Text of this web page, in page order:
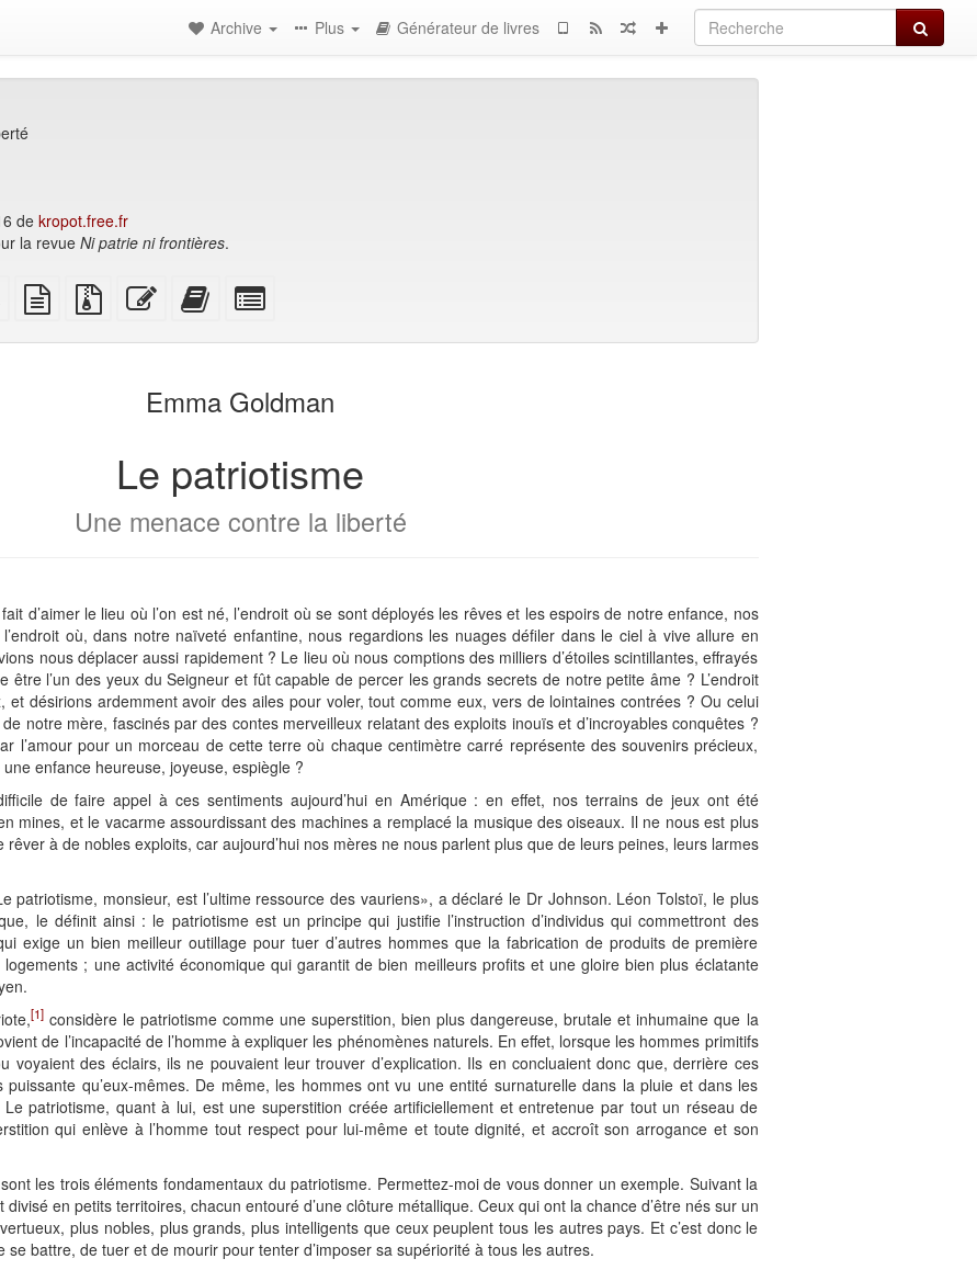
Archive Plus Générateur de livres
de kropot.free.fr
la revue Ni patrie ni frontières.
Source
XeLaTeX
texte
source
Fichiers
source
Modifier
ce
Ajouter
ce
de
livres
le
générateur
livres
Emma Goldman
Le patriotisme
Une menace contre la liberté
d’aimer le lieu où l’on est né, l’endroit où se sont déployés les rêves et les espoirs de notre enfance, nos
où, dans notre naïveté enfantine, nous regardions les nuages défiler dans le ciel à vive allure en
nous déplacer aussi rapidement ? Le lieu où nous comptions des milliers d’étoiles scintillantes, effrayés
être l’un des yeux du Seigneur et fût capable de percer les grands secrets de notre petite âme ? L’endroit
et désirions ardemment avoir des ailes pour voler, tout comme eux, vers de lointaines contrées ? Ou celui
notre mère, fascinés par des contes merveilleux relatant des exploits inouïs et d’incroyables conquêtes ?
l’amour pour un morceau de cette terre où chaque centimètre carré représente des souvenirs précieux,
enfance heureuse, joyeuse, espiègle ?
de faire appel à ces sentiments aujourd’hui en Amérique : en effet, nos terrains de jeux ont été
mines, et le vacarme assourdissant des machines a remplacé la musique des oiseaux. Il ne nous est plus
rêver à de nobles exploits, car aujourd’hui nos mères ne nous parlent plus que de leurs peines, leurs larmes
patriotisme, monsieur, est l’ultime ressource des vauriens», a déclaré le Dr Johnson. Léon Tolstoï, le plus
le définit ainsi : le patriotisme est un principe qui justifie l’instruction d’individus qui commettront des
exige un bien meilleur outillage pour tuer d’autres hommes que la fabrication de produits de première
; une activité économique qui garantit de bien meilleurs profits et une gloire bien plus éclatante
[1]considère le patriotisme comme une superstition, bien plus dangereuse, brutale et inhumaine que la
de l’incapacité de l’homme à expliquer les phénomènes naturels. En effet, lorsque les hommes primitifs
voyaient des éclairs, ils ne pouvaient leur trouver d’explication. Ils en concluaient donc que, derrière ces
qu’eux-mêmes. De même, les hommes ont vu une entité surnaturelle dans la pluie et dans les
patriotisme, quant à lui, est une superstition créée artificiellement et entretenue par tout un réseau de
qui enlève à l’homme tout respect pour lui-même et toute dignité, et accroît son arrogance et son
les trois éléments fondamentaux du patriotisme. Permettez-moi de vous donner un exemple. Suivant la
en petits territoires, chacun entouré d’une clôture métallique. Ceux qui ont la chance d’être nés sur un
plus nobles, plus grands, plus intelligents que ceux peuplent tous les autres pays. Et c’est donc le
battre, de tuer et de mourir pour tenter d’imposer sa supériorité à tous les autres.